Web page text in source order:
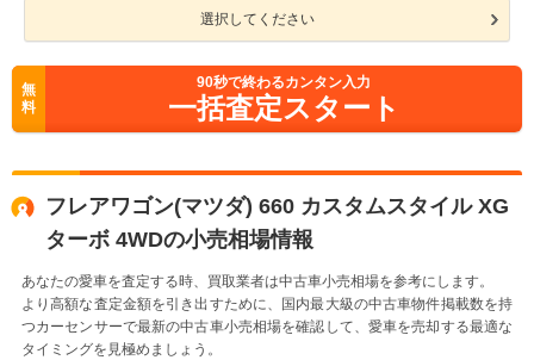
選択してください
無
料
90秒で終わるカンタン入力
一括査定スタート
フレアワゴン(マツダ) 660 カスタムスタイル XG
ターボ 4WDの小売相場情報
あなたの愛車を査定する時、買取業者は中古車小売相場を参考にします。
より高額な査定金額を引き出すために、国内最大級の中古車物件掲載数を持
つカーセンサーで最新の中古車小売相場を確認して、愛車を売却する最適な
タイミングを見極めましょう。